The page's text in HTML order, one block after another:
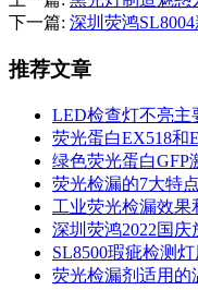
下一篇: 深圳荧鸿
推荐文章
LED检查灯不亮主
荧光蛋白EX518和
绿色荧光蛋白GFP
荧光检漏的7大特点
工业荧光检漏效果
深圳荧鸿2022国庆
SL8500瑕疵检测
荧光检漏剂适用的